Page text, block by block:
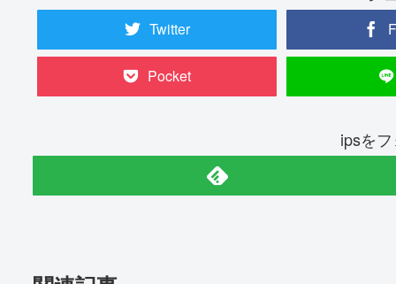
Twitter
Pocket
ipsを